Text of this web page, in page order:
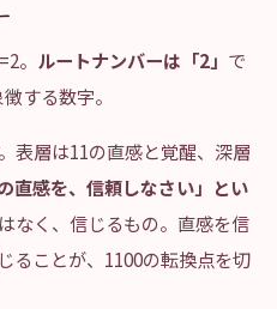
。 ルートナンバーは「2」 で
する数字。
表層は11の直感と覚醒、深層
直感を、信頼しなさい」とい
なく、信じるもの。直感を信
ることが、1100の転換点を切